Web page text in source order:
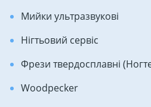
Мийки ультразвукові
Нігтьовий сервіс
Фрези твердосплавні
Woodpecker